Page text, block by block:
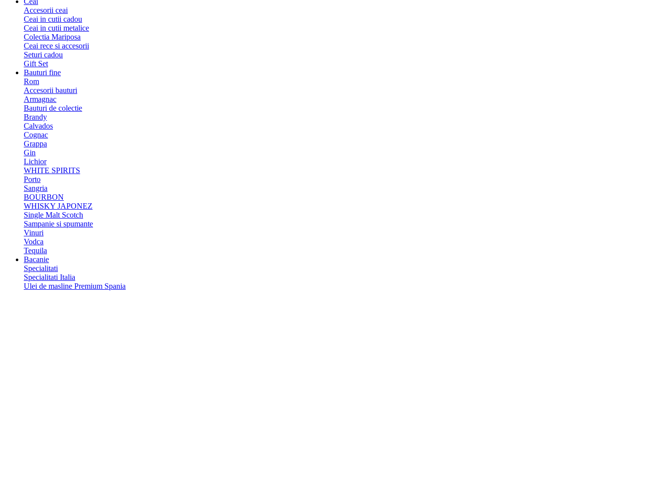
Accesorii ceai
Ceai in cutii cadou
Ceai in cutii metalice
Colectia Mariposa
Ceai rece si accesorii
Seturi cadou
Gift Set
Bauturi fine
Rom
Accesorii bauturi
Armagnac
Bauturi de colectie
Brandy
Calvados
Cognac
Grappa
Gin
Lichior
WHITE SPIRITS
Porto
Sangria
BOURBON
WHISKY JAPONEZ
Single Malt Scotch
Sampanie si spumante
Vinuri
Vodca
Tequila
Bacanie
Specialitati
Specialitati Italia
Ulei de masline Premium Spania